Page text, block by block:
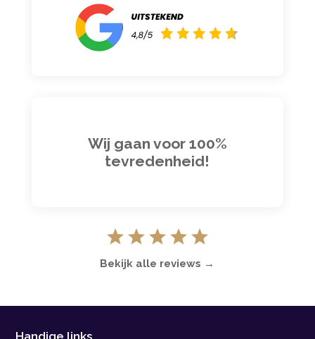
Wij gaan voor 100%
tevredenheid!
Bekijk alle reviews →